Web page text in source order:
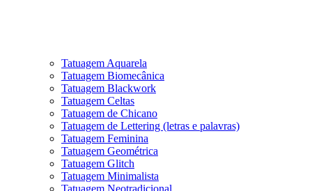
Tatuagem Aquarela
Tatuagem Biomecânica
Tatuagem Blackwork
Tatuagem Celtas
Tatuagem de Chicano
Tatuagem de Lettering (letras e palavras)
Tatuagem Feminina
Tatuagem Geométrica
Tatuagem Glitch
Tatuagem Minimalista
Tatuagem Neotradicional